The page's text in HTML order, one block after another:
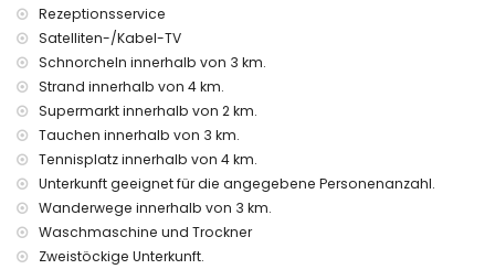
Einrichtungen und Dienstleistungen, die im Mietpreis der
Villa enthalten sind
Internet (Glasfaser)
Staubsauger und Bügeleisen mit Bügelbrett
Bettwäsche und Handtücher
Empfangsdienst und 24-Stunden-Notfalldienst
Fußbodenheizung und Klimaanlage
Einrichtungen und Dienstleistungen gegen Aufpreis
Zusatzbett und Kinderbett/Kinderhochstuhl (auf Anfrage)
Rezeptionsservice
Satelliten-/Kabel-TV
Schnorcheln innerhalb von 3 km.
Strand innerhalb von 4 km.
Supermarkt innerhalb von 2 km.
Tauchen innerhalb von 3 km.
Tennisplatz innerhalb von 4 km.
Unterkunft geeignet für die angegebene Personenanzahl.
Wanderwege innerhalb von 3 km.
Waschmaschine und Trockner
Zweistöckige Unterkunft.